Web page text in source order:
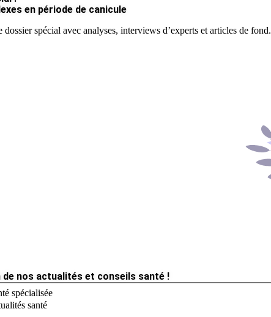
en période de canicule
dossier spécial avec analyses, interviews d’experts et articles de fond.
de nos actualités et conseils santé !
spécialisée
santé